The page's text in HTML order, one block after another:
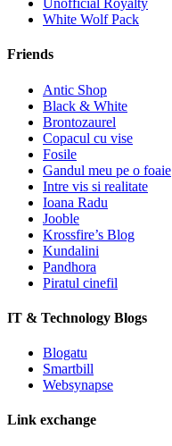
Unofficial Royalty
White Wolf Pack
Friends
Antic Shop
Black & White
Brontozaurel
Copacul cu vise
Fosile
Gandul meu pe o foaie
Intre vis si realitate
Ioana Radu
Jooble
Krossfire’s Blog
Kundalini
Pandhora
Piratul cinefil
IT & Technology Blogs
Blogatu
Smartbill
Websynapse
Link exchange